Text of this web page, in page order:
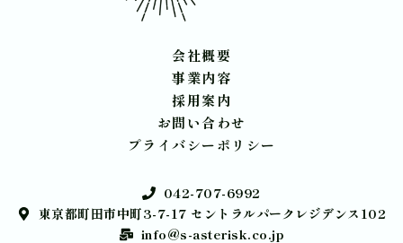
会社概要
事業内容
採用案内
お問い合わせ
プライバシーポリシー
042-707-6992
東京都町田市中町3-7-17 セントラルパークレジデンス102
info@s-asterisk.co.jp